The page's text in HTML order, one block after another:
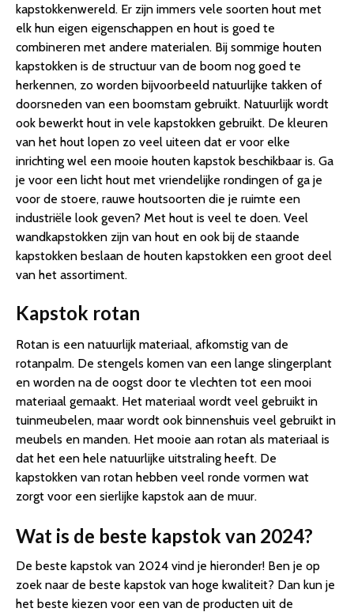
kapstokkenwereld. Er zijn immers vele soorten hout met
elk hun eigen eigenschappen en hout is goed te
combineren met andere materialen. Bij sommige houten
kapstokken is de structuur van de boom nog goed te
herkennen, zo worden bijvoorbeeld natuurlijke takken of
doorsneden van een boomstam gebruikt. Natuurlijk wordt
ook bewerkt hout in vele kapstokken gebruikt. De kleuren
van het hout lopen zo veel uiteen dat er voor elke
inrichting wel een mooie houten kapstok beschikbaar is. Ga
je voor een licht hout met vriendelijke rondingen of ga je
voor de stoere, rauwe houtsoorten die je ruimte een
industriële look geven? Met hout is veel te doen. Veel
wandkapstokken zijn van hout en ook bij de staande
kapstokken beslaan de houten kapstokken een groot deel
van het assortiment.
Kapstok rotan
Rotan is een natuurlijk materiaal, afkomstig van de
rotanpalm. De stengels komen van een lange slingerplant
en worden na de oogst door te vlechten tot een mooi
materiaal gemaakt. Het materiaal wordt veel gebruikt in
tuinmeubelen, maar wordt ook binnenshuis veel gebruikt in
meubels en manden. Het mooie aan rotan als materiaal is
dat het een hele natuurlijke uitstraling heeft. De
kapstokken van rotan hebben veel ronde vormen wat
zorgt voor een sierlijke kapstok aan de muur.
Wat is de beste kapstok van 2024?
De beste kapstok van 2024 vind je hieronder! Ben je op
zoek naar de beste kapstok van hoge kwaliteit? Dan kun je
het beste kiezen voor een van de producten uit de